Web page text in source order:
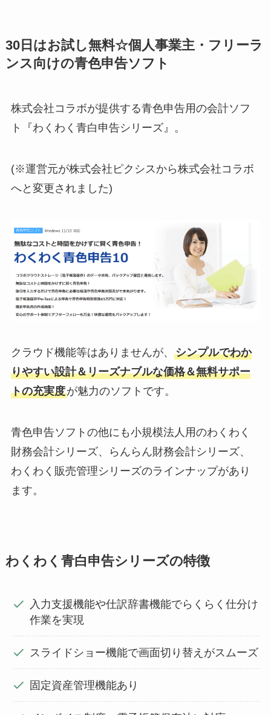
30日はお試し無料☆個人事業主・フリーラ
ンス向けの青色申告ソフト
株式会社コラボが提供する青色申告用の会計ソフ
ト『わくわく青白申告シリーズ』。
(※運営元が株式会社ピクシスから株式会社コラボ
へと変更されました)
クラウド機能等はありませんが、 シンプルでわか
りやすい設計＆リーズナブルな価格＆無料サポー
トの充実度が魅力のソフトです。
青色申告ソフトの他にも小規模法人用のわくわく
財務会計シリーズ、らんらん財務会計シリーズ、
わくわく販売管理シリーズのラインナップがあり
ます。
わくわく青白申告シリーズの特徴
入力支援機能や仕訳辞書機能でらくらく仕分け
作業を実現
スライドショー機能で画面切り替えがスムーズ
固定資産管理機能あり